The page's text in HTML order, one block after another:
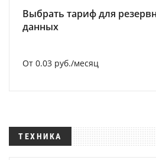
Выбрать тариф для
данных
От 0.03 руб./месяц
ТЕХНИКА